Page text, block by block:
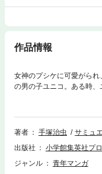
作品情報
女神のプシケに可愛がられ
の男の子ユニコ。ある時
女神ヴィーナスは、配下
から彼を引き離してしま
失うまであらゆる場所に
ある街中で猫のクロエに出
幕を開ける！●収録作品●
uka Productions Co., Ltd.,
著者 手塚治虫 サミュ
出版社
小学館集英社プ
ジャンル
青年マンガ